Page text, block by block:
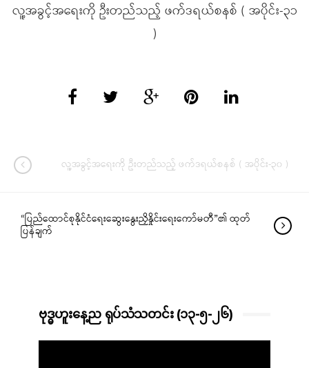
လူ့အခွင့်အရေးကို ဦးတည်သည့် ဖက်ဒရယ်စနစ် ( အပိုင်း-၃၁
)
လူ့အခွင့်အရေးကို ဦးတည်သည့် ဖက်ဒရယ်စနစ် ( အပိုင်း-၃၀ )
“ပြည်ထောင်စုနိုင်ငံရေးဆွေးနွေးညှိနှိုင်းရေးကော်မတီ”၏ ထုတ်
ပြန်ချက်
ဗုဒ္ဓဟူးနေ့ည ရုပ်သံသတင်း (၁၃-၅-၂၆)